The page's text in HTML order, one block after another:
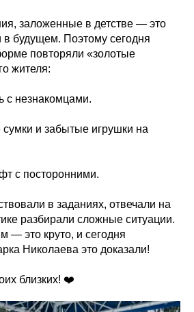
заложенные в детстве — это
в будущем. Поэтому сегодня
повторяли «золотые
жителя:
с незнакомцами.
сумки и забытые игрушки на
с посторонними.
в заданиях, отвечали на
разбирали сложные ситуации.
— это круто, и сегодня
Николаева это доказали!
близких! ❤️